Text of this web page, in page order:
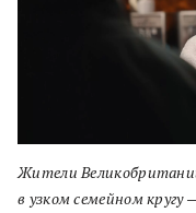
Жители
в узком семейном